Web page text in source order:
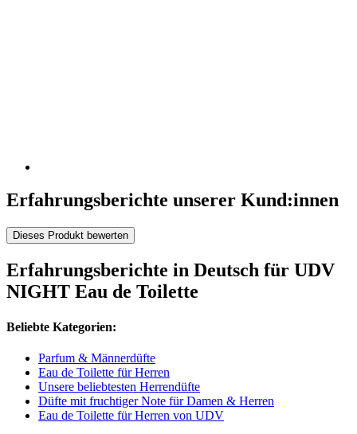
Erfahrungsberichte unserer Kund:innen
Dieses Produkt bewerten
Erfahrungsberichte in Deutsch für UDV
NIGHT Eau de Toilette
Beliebte Kategorien:
Parfum & Männerdüfte
Eau de Toilette für Herren
Unsere beliebtesten Herrendüfte
Düfte mit fruchtiger Note für Damen & Herren
Eau de Toilette für Herren von UDV